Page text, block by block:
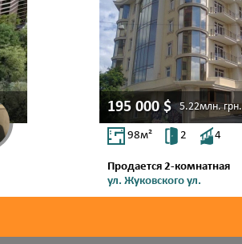
195 000$ 5.22млн.грн.
98м² 2 4
Продается 2-комнатная
ул. Жуковского ул.